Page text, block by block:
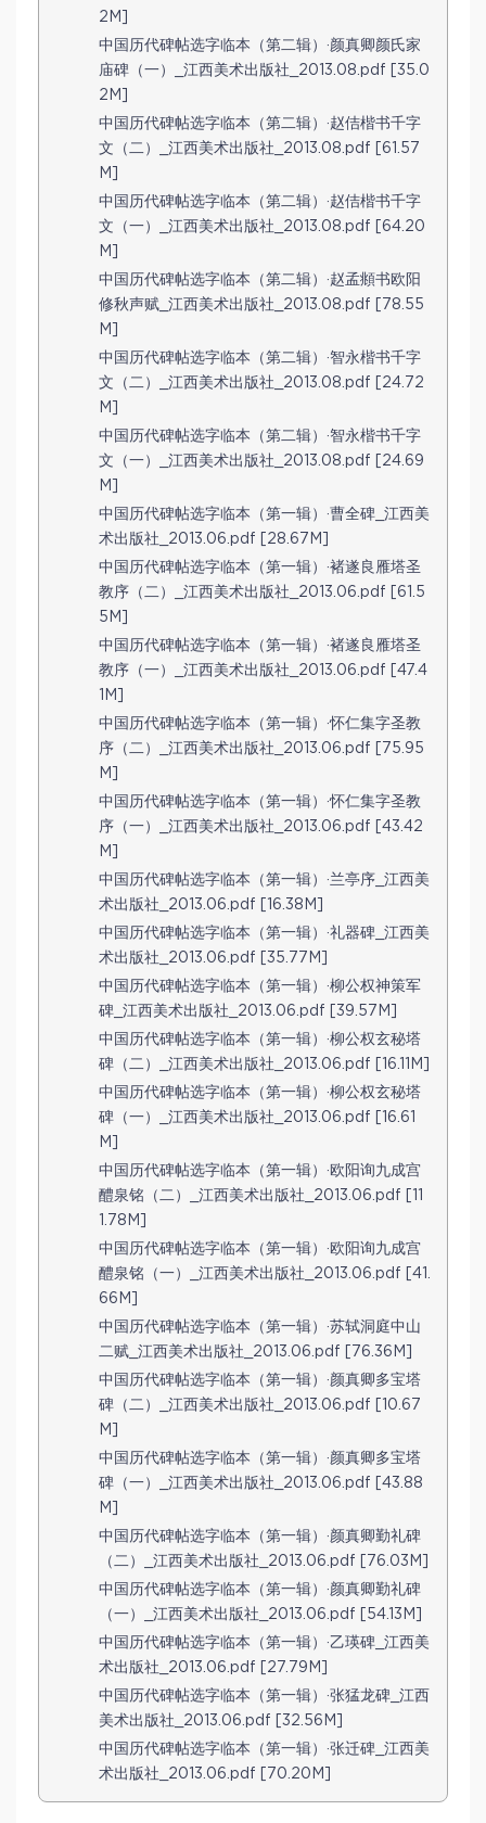
2M]
中国历代碑帖选字临本（第二辑）·颜真卿颜氏家
庙碑（一）_江西美术出版社_2013.08.pdf [35.0
2M]
中国历代碑帖选字临本（第二辑）·赵佶楷书千字
文（二）_江西美术出版社_2013.08.pdf [61.57
M]
中国历代碑帖选字临本（第二辑）·赵佶楷书千字
文（一）_江西美术出版社_2013.08.pdf [64.20
M]
中国历代碑帖选字临本（第二辑）·赵孟頫书欧阳
修秋声赋_江西美术出版社_2013.08.pdf [78.55
M]
中国历代碑帖选字临本（第二辑）·智永楷书千字
文（二）_江西美术出版社_2013.08.pdf [24.72
M]
中国历代碑帖选字临本（第二辑）·智永楷书千字
文（一）_江西美术出版社_2013.08.pdf [24.69
M]
中国历代碑帖选字临本（第一辑）·曹全碑_江西美
术出版社_2013.06.pdf [28.67M]
中国历代碑帖选字临本（第一辑）·褚遂良雁塔圣
教序（二）_江西美术出版社_2013.06.pdf [61.5
5M]
中国历代碑帖选字临本（第一辑）·褚遂良雁塔圣
教序（一）_江西美术出版社_2013.06.pdf [47.4
1M]
中国历代碑帖选字临本（第一辑）·怀仁集字圣教
序（二）_江西美术出版社_2013.06.pdf [75.95
M]
中国历代碑帖选字临本（第一辑）·怀仁集字圣教
序（一）_江西美术出版社_2013.06.pdf [43.42
M]
中国历代碑帖选字临本（第一辑）·兰亭序_江西美
术出版社_2013.06.pdf [16.38M]
中国历代碑帖选字临本（第一辑）·礼器碑_江西美
术出版社_2013.06.pdf [35.77M]
中国历代碑帖选字临本（第一辑）·柳公权神策军
碑_江西美术出版社_2013.06.pdf [39.57M]
中国历代碑帖选字临本（第一辑）·柳公权玄秘塔
碑（二）_江西美术出版社_2013.06.pdf [16.11M]
中国历代碑帖选字临本（第一辑）·柳公权玄秘塔
碑（一）_江西美术出版社_2013.06.pdf [16.61
M]
中国历代碑帖选字临本（第一辑）·欧阳询九成宫
醴泉铭（二）_江西美术出版社_2013.06.pdf [11
1.78M]
中国历代碑帖选字临本（第一辑）·欧阳询九成宫
醴泉铭（一）_江西美术出版社_2013.06.pdf [41.
66M]
中国历代碑帖选字临本（第一辑）·苏轼洞庭中山
二赋_江西美术出版社_2013.06.pdf [76.36M]
中国历代碑帖选字临本（第一辑）·颜真卿多宝塔
碑（二）_江西美术出版社_2013.06.pdf [10.67
M]
中国历代碑帖选字临本（第一辑）·颜真卿多宝塔
碑（一）_江西美术出版社_2013.06.pdf [43.88
M]
中国历代碑帖选字临本（第一辑）·颜真卿勤礼碑
（二）_江西美术出版社_2013.06.pdf [76.03M]
中国历代碑帖选字临本（第一辑）·颜真卿勤礼碑
（一）_江西美术出版社_2013.06.pdf [54.13M]
中国历代碑帖选字临本（第一辑）·乙瑛碑_江西美
术出版社_2013.06.pdf [27.79M]
中国历代碑帖选字临本（第一辑）·张猛龙碑_江西
美术出版社_2013.06.pdf [32.56M]
中国历代碑帖选字临本（第一辑）·张迁碑_江西美
术出版社_2013.06.pdf [70.20M]